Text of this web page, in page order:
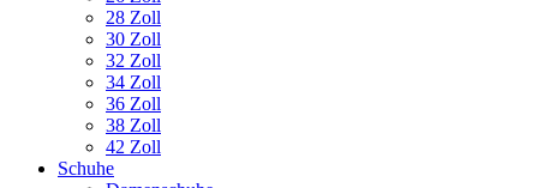
28 Zoll
30 Zoll
32 Zoll
34 Zoll
36 Zoll
38 Zoll
42 Zoll
Schuhe